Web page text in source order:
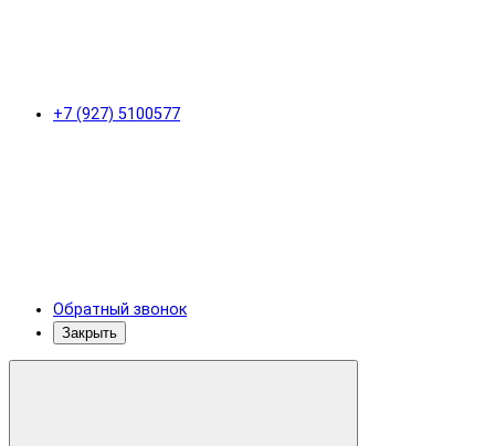
+7 (927) 5100577
Обратный звонок
Закрыть